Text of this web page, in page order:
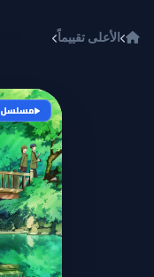
الأعلى تقييماً
مسلسل